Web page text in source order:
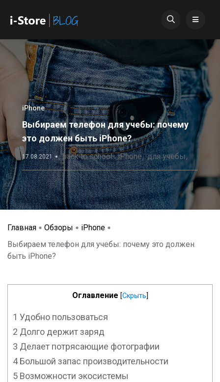
iPhone
Выбираем телефон для учебы: почему
это должен быть iPhone?
17.08.2021 back to school iPhone для учебы
Главная Обзоры
iPhone
Выбираем телефон для учебы: почему это должен
быть iPhone?
Оглавление [Скрыть]
1 Удобно пользоваться
2 Долго держит заряд
3 Делает потрясающие фотографии
4Большой запас производительности
5 Возможности экосистемы